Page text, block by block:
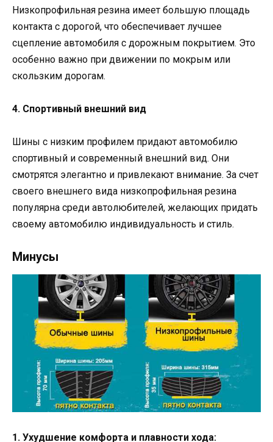
Низкопрофильная резина имеет большую площадь
контакта с дорогой, что обеспечивает лучшее
сцепление автомобиля с дорожным покрытием. Это
особенно важно при движении по мокрым или
скользким дорогам.
4. Спортивный внешний вид
Шины с низким профилем придают автомобилю
спортивный и современный внешний вид. Они
смотрятся элегантно и привлекают внимание. За счет
своего внешнего вида низкопрофильная резина
популярна среди автолюбителей, желающих придать
своему автомобилю индивидуальность и стиль.
Минусы
1. Ухудшение комфорта и плавности хода: